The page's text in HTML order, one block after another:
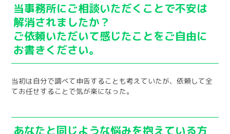
当事務所にご相談いただくことで不安は
解消されましたか？
ご依頼いただいて感じたことをご自由に
お書きください。
当初は自分で調べて申告することも考えていたが、依頼して全
てお任せすることで気が楽になった。
あなたと同じような悩みを抱えている方